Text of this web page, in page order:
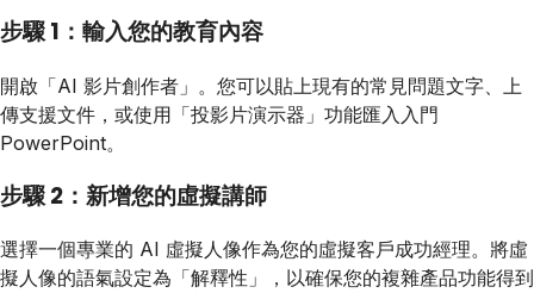
步驟 1：輸入您的教育內容
開啟「AI 影片創作者」。您可以貼上現有的常見問題文字、上
傳支援文件，或使用「投影片演示器」功能匯入入門
PowerPoint。
步驟 2：新增您的虛擬講師
選擇一個專業的 AI 虛擬人像作為您的虛擬客戶成功經理。將虛
擬人像的語氣設定為「解釋性」，以確保您的複雜產品功能得到